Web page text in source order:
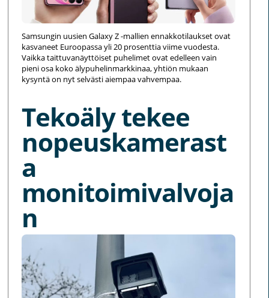
Samsungin uusien Galaxy Z -mallien ennakkotilaukset ovat
kasvaneet Euroopassa yli 20 prosenttia viime vuodesta.
Vaikka taittuvanäyttöiset puhelimet ovat edelleen vain
pieni osa koko älypuhelinmarkkinaa, yhtiön mukaan
kysyntä on nyt selvästi aiempaa vahvempaa.
Tekoäly tekee
nopeuskamerast
a
monitoimivalvoja
n